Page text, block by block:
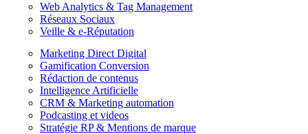
Web Analytics & Tag Management
Réseaux Sociaux
Veille & e-Réputation
Marketing Direct Digital
Gamification Conversion
Rédaction de contenus
Intelligence Artificielle
CRM & Marketing automation
Podcasting et videos
Stratégie RP & Mentions de marque